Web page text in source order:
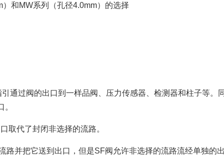
和MW系列（孔径4.0mm）的选择
通过阀的出口到一样品阀、压力传感器、检测器和柱子等。
取代了封闭非选择的流路。
路并把它送到出口，但是SF阀允许非选择的流路流经单独的